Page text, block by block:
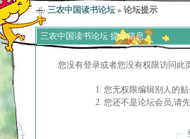
三农中国读书论坛 » 论坛提示
三农中国读书论坛 提示信息
您没有登录或者您没有权限访问此
您无权限编辑别人的
您还不是论坛会员,请